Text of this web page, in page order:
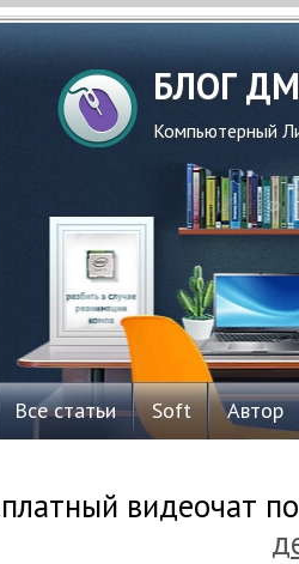
БЛОГ
Компьютерный
Все статьи Soft Автор
видеочат